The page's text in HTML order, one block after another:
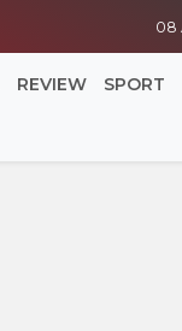
08
REVIEW SPORT